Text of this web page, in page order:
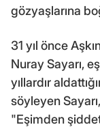
gözyaşlarına
31 yıl önce
Nuray Sayarı,
yıllardır
söyleyen
"Eşimden